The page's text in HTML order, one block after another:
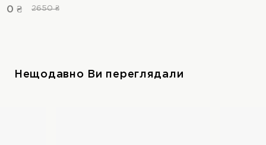
0 ₴ 2650 ₴
Нещодавно Ви переглядали